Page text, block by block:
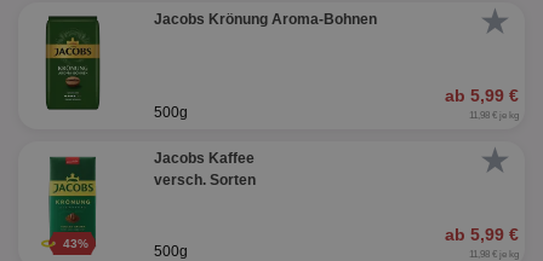
★
Jacobs Krönung Aroma-Bohnen
ab 5,99 €
500g 11,98 € je kg
★
43%
Jacobs Kaffee
versch. Sorten
ab 5,99 €
500g 11,98 € je kg